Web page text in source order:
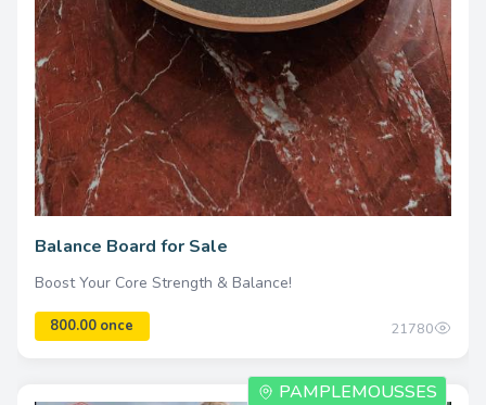
7950.00 once
Balance Board for Sale
Boost Your Core Strength & Balance!
21780
PAMPLEMOUSSES